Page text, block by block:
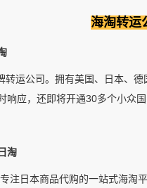
海淘转运
转运公司。拥有美国、日本、德
响应，还即将开通30多个小众
淘
注日本商品代购的一站式海淘